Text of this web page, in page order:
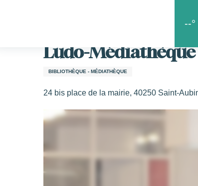
--°
Ludo-
BIBLIOTHÈQUE - MÉDIATHÈQUE
24 bis place de la mairie, 40250 Saint-